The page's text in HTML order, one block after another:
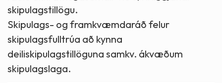
skipulagstillögu.
Skipulags- og framkvæmdaráð felur
skipulagsfulltrúa að kynna
deiliskipulagstillöguna samkv. ákvæðum
skipulagslaga.